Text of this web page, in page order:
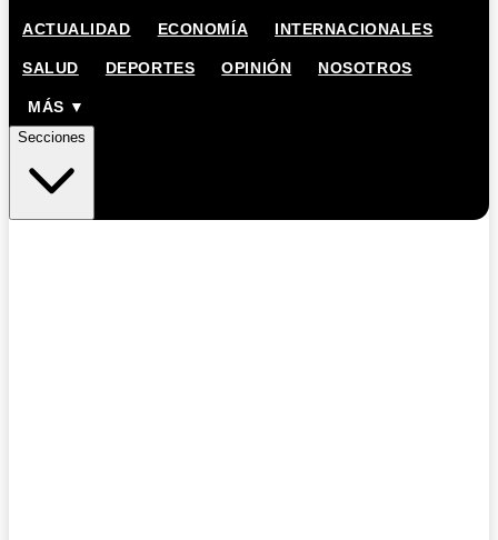
ACTUALIDAD ECONOMÍA INTERNACIONALES
SALUD DEPORTES OPINIÓN NOSOTROS
MÁS ▼
Secciones